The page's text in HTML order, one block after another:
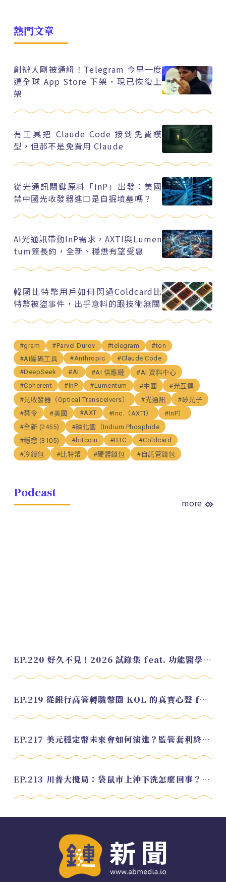
熱門文章
創辦人剛被通緝！Telegram 今早一度
遭全球 App Store 下架，現已恢復上
架
有工具把 Claude Code 接到免費模
型，但那不是免費用 Claude
從光通訊關鍵原料「InP」出發：美國
禁中國光收發器進口是自掘墳墓嗎？
AI光通訊帶動InP需求，AXTI與Lumen
tum簽長約，全新、穩懋有望受惠
韓國比特幣用戶如何閃過Coldcard比
特幣被盜事件，出乎意料的跟技術無關
#gram #Parvel Durov #telegram
#ton
#AI編碼工具
#Anthropic
#Claude Code
#DeepSeek
#AI #AI 供應鏈
#AI 資料中心
#Coherent
#InP #Lumentum #中國
#光互連
#光收發器（Optical Transceivers）
#光通訊
#矽光子
#禁令
#美國 #AXT #Inc.（AXTI）
#InP）
#全新 (2455)
#磷化銦（Indium Phosphide
#穩懋 (3105)
#bitcoin #BTC
#Coldcard
#冷錢包
#比特幣 #硬體錢包 #自託管錢包
Podcast
more
EP.220 好久不見！2026 試錄集 feat. 功能醫學營養師 美寶
EP.219 從銀行高管轉職幣圈 KOL 的真實心聲 feat.龜大
EP.217 美元穩定幣未來會如何演進？監管套利終將收斂？feat. 研究員 余哲安
EP.213 川普大攪局：袋鼠市上沖下洗怎麼回事？feat. Alvin